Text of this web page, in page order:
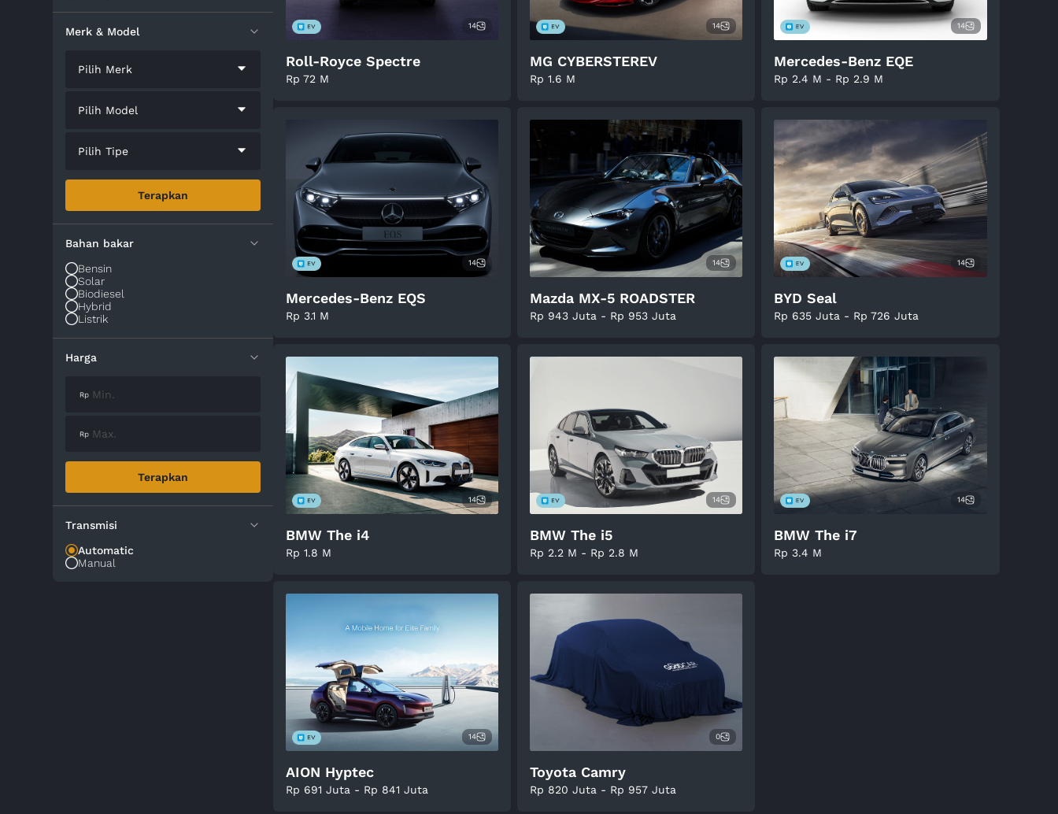
Merk & Model
Pilih Merk
Pilih Model
Pilih Tipe
Terapkan
Bahan bakar
Bensin
Solar
Biodiesel
Hybrid
Listrik
Harga
Terapkan
Transmisi
Automatic
Manual
14
Roll-Royce Spectre
Rp 72 M
14
MG CYBERSTEREV
Rp 1.6 M
14
Mercedes-Benz EQE
Rp 2.4 M - Rp 2.9 M
14
Mercedes-Benz EQS
Rp 3.1 M
14
Mazda MX-5 ROADSTER
Rp 943 Juta - Rp 953 Juta
14
BYD Seal
Rp 635 Juta - Rp 726 Juta
14
BMW The i4
Rp 1.8 M
14
BMW The i5
Rp 2.2 M - Rp 2.8 M
14
BMW The i7
Rp 3.4 M
14
AION Hyptec
Rp 691 Juta - Rp 841 Juta
0
Toyota Camry
Rp 820 Juta - Rp 957 Juta